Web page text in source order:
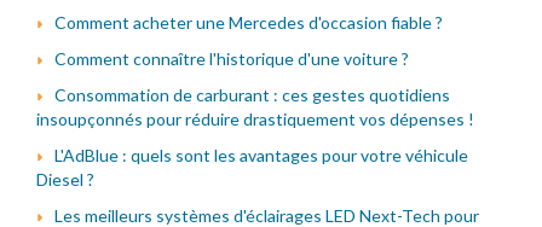
Comment acheter une Mercedes d'occasion fiable ?
Comment connaître l'historique d'une voiture ?
Consommation de carburant : ces gestes quotidiens
insoupçonnés pour réduire drastiquement vos dépenses !
L'AdBlue : quels sont les avantages pour votre véhicule
Diesel ?
Les meilleurs systèmes d'éclairages LED Next-Tech pour